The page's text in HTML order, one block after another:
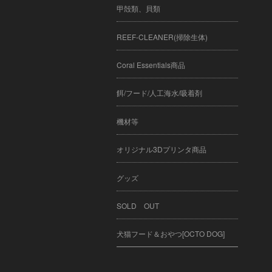
甲殻類、貝類
REEF-CLEANER(掃除生体)
Coral Essentials商品
餌/フード/人工海水/吸着剤
機材等
オリジナル3Dプリンタ商品
グッズ
SOLD OUT
犬猫フード＆おやつ[OCTO DOG]